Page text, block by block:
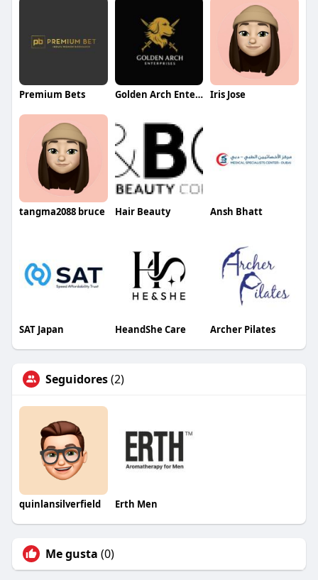
Premium Bets Golden Arch Enterprises Iris Jose
tangma2088 bruce Hair Beauty Ansh Bhatt
SAT Japan HeandShe Care Archer Pilates
Seguidores(2)
quinlansilverfield Erth Men
Me gusta (0)